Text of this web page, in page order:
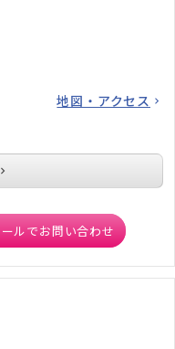
地図・アクセス
ルでお問い合わせ